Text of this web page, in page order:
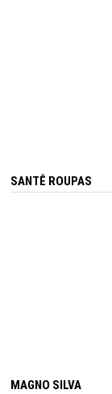
SANTÊ ROUPAS
MAGNO SILVA